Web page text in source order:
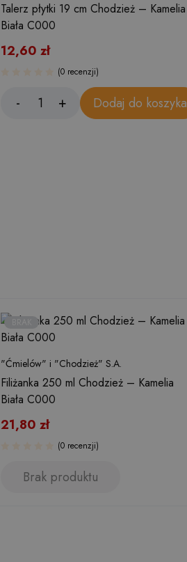
Talerz płytki 19 cm Chodzież – Kamelia
Biała C000
12,60 zł
(0 recenzji)
Dodaj do koszyka
"Ćmielów" i "Chodzież" S.A.
Filiżanka 250 ml Chodzież – Kamelia
Biała C000
21,80 zł
(0 recenzji)
Brak produktu